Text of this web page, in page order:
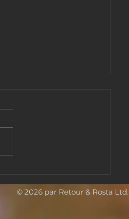
réalise une grande
© 2026 par Retour & Rosta Ltd.